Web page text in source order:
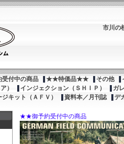
市川の
付中の商品 ★★特価品★★ その他
）
インジェクション（ＳＨＩＰ）
ガ
ジキット（ＡＦＶ） 資料本／月刊誌 デ
★★御予約受付中の商品